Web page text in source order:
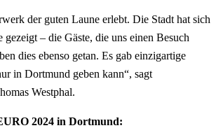
der guten Laune erlebt. Die Stadt hat sich
gezeigt – die Gäste, die uns einen Besuch
dies ebenso getan. Es gab einzigartige
in Dortmund geben kann“, sagt
Westphal.
2024 in Dortmund: